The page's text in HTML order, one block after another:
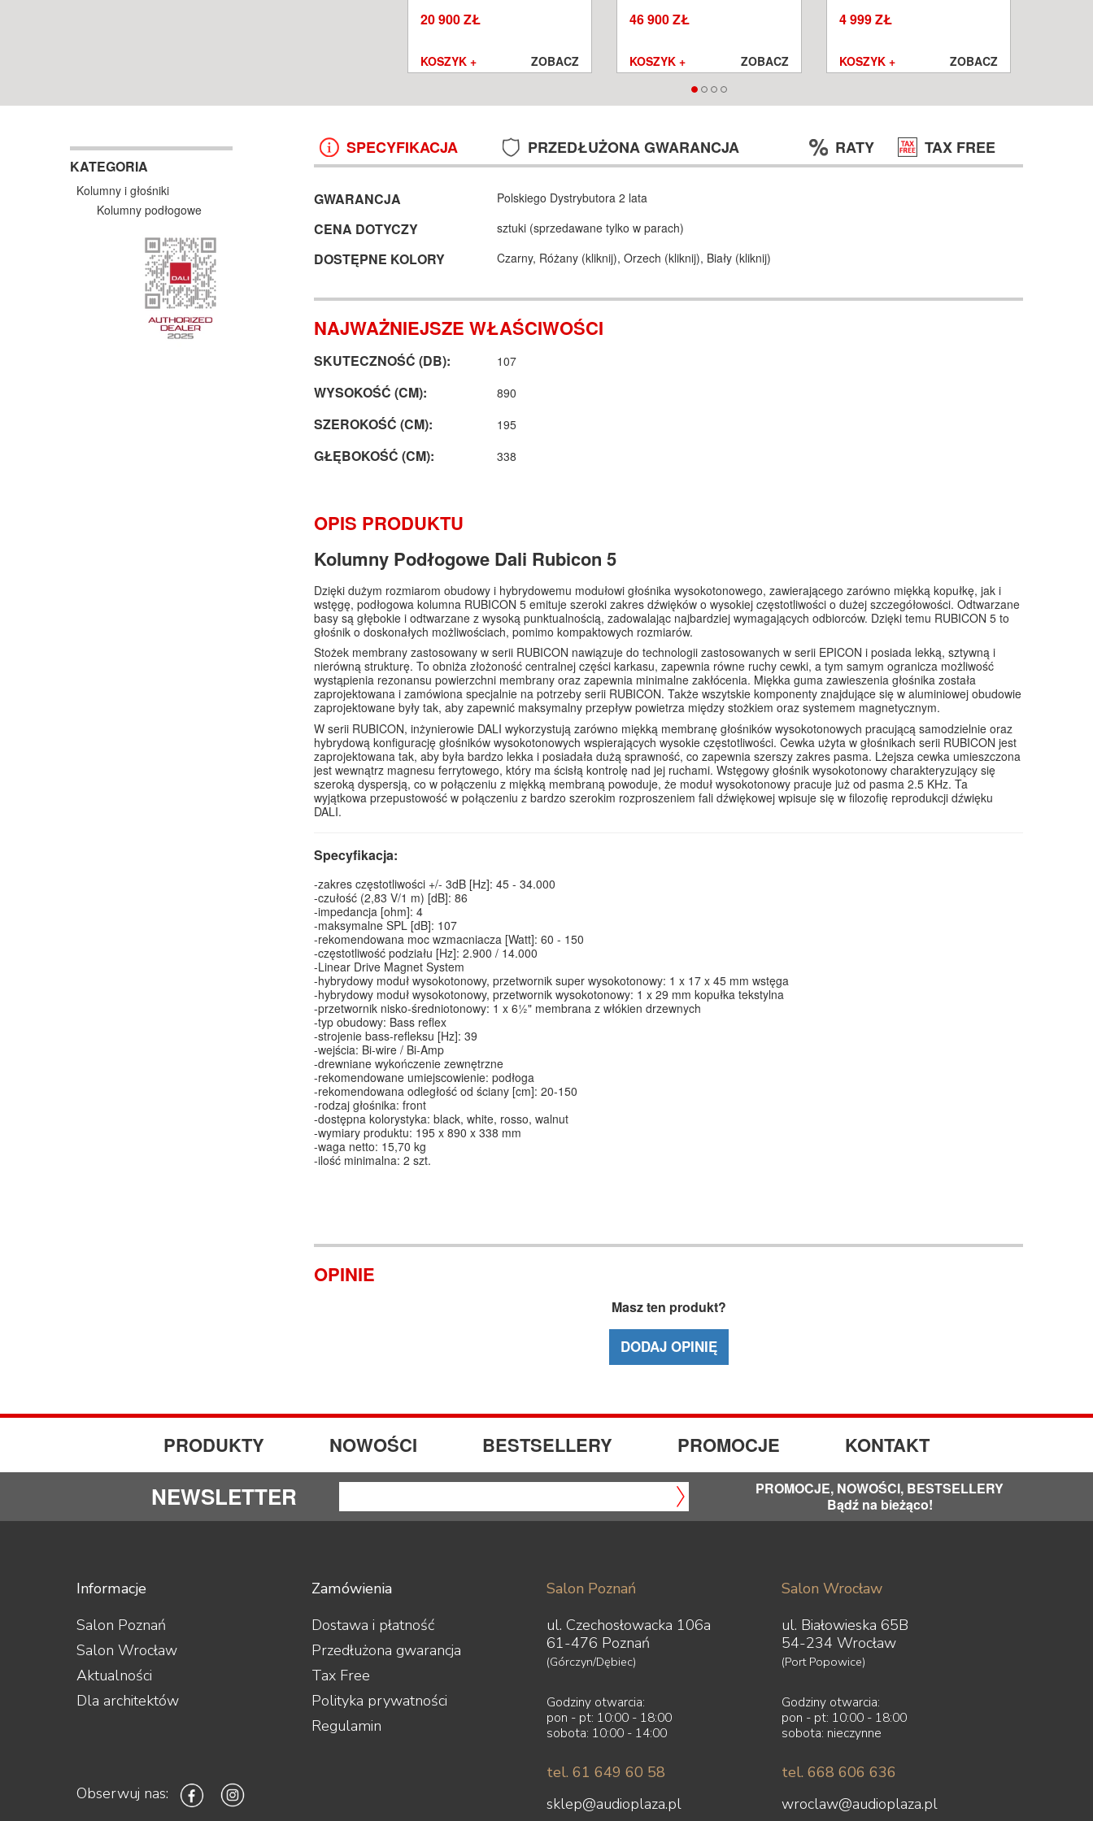
20 900 ZŁ
KOSZYK + ZOBACZ
46 900 ZŁ
KOSZYK + ZOBACZ
4 999 ZŁ
KOSZYK + ZOBACZ
KATEGORIA
Kolumny i głośniki
Kolumny podłogowe
SPECYFIKACJA PRZEDŁUŻONA GWARANCJA RATY TAX FREE
GWARANCJA Polskiego Dystrybutora 2 lata
CENA DOTYCZY sztuki (sprzedawane tylko w parach)
DOSTĘPNE KOLORY Czarny, Różany (kliknij), Orzech (kliknij), Biały (kliknij)
NAJWAŻNIEJSZE WŁAŚCIWOŚCI
SKUTECZNOŚĆ (DB): 107
WYSOKOŚĆ (CM): 890
SZEROKOŚĆ (CM): 195
GŁĘBOKOŚĆ (CM): 338
OPIS PRODUKTU
Kolumny Podłogowe Dali Rubicon 5
Dzięki dużym rozmiarom obudowy i hybrydowemu modułowi głośnika wysokotonowego, zawierającego zarówno miękką kopułkę, jak i
wstęgę, podłogowa kolumna RUBICON 5 emituje szeroki zakres dźwięków o wysokiej częstotliwości o dużej szczegółowości. Odtwarzane
basy są głębokie i odtwarzane z wysoką punktualnością, zadowalając najbardziej wymagających odbiorców. Dzięki temu RUBICON 5 to
głośnik o doskonałych możliwościach, pomimo kompaktowych rozmiarów.
Stożek membrany zastosowany w serii RUBICON nawiązuje do technologii zastosowanych w serii EPICON i posiada lekką, sztywną i
nierówną strukturę. To obniża złożoność centralnej części karkasu, zapewnia równe ruchy cewki, a tym samym ogranicza możliwość
wystąpienia rezonansu powierzchni membrany oraz zapewnia minimalne zakłócenia. Miękka guma zawieszenia głośnika została
zaprojektowana i zamówiona specjalnie na potrzeby serii RUBICON. Także wszytskie komponenty znajdujące się w aluminiowej obudowie
zaprojektowane były tak, aby zapewnić maksymalny przepływ powietrza między stożkiem oraz systemem magnetycznym.
W serii RUBICON, inżynierowie DALI wykorzystują zarówno miękką membranę głośników wysokotonowych pracującą samodzielnie oraz
hybrydową konfigurację głośników wysokotonowych wspierających wysokie częstotliwości. Cewka użyta w głośnikach serii RUBICON jest
zaprojektowana tak, aby była bardzo lekka i posiadała dużą sprawność, co zapewnia szerszy zakres pasma. Lżejsza cewka umieszczona
jest wewnątrz magnesu ferrytowego, który ma ścisłą kontrolę nad jej ruchami. Wstęgowy głośnik wysokotonowy charakteryzujący się
szeroką dyspersją, co w połączeniu z miękką membraną powoduje, że moduł wysokotonowy pracuje już od pasma 2.5 KHz. Ta
wyjątkowa przepustowość w połączeniu z bardzo szerokim rozproszeniem fali dźwiękowej wpisuje się w filozofię reprodukcji dźwięku
DALI.
Specyfikacja:
-zakres częstotliwości +/- 3dB [Hz]: 45 - 34.000
-czułość (2,83 V/1 m) [dB]: 86
-impedancja [ohm]: 4
-maksymalne SPL [dB]: 107
-rekomendowana moc wzmacniacza [Watt]: 60 - 150
-częstotliwość podziału [Hz]: 2.900 / 14.000
-Linear Drive Magnet System
-hybrydowy moduł wysokotonowy, przetwornik super wysokotonowy: 1 x 17 x 45 mm wstęga
-hybrydowy moduł wysokotonowy, przetwornik wysokotonowy: 1 x 29 mm kopułka tekstylna
-przetwornik nisko-średniotonowy: 1 x 6½" membrana z włókien drzewnych
-typ obudowy: Bass reflex
-strojenie bass-refleksu [Hz]: 39
-wejścia: Bi-wire / Bi-Amp
-drewniane wykończenie zewnętrzne
-rekomendowane umiejscowienie: podłoga
-rekomendowana odległość od ściany [cm]: 20-150
-rodzaj głośnika: front
-dostępna kolorystyka: black, white, rosso, walnut
-wymiary produktu: 195 x 890 x 338 mm
-waga netto: 15,70 kg
-ilość minimalna: 2 szt.
OPINIE
Masz ten produkt?
DODAJ OPINIĘ
PRODUKTY NOWOŚCI BESTSELLERY PROMOCJE KONTAKT
NEWSLETTER
PROMOCJE, NOWOŚCI, BESTSELLERY
Bądź na bieżąco!
Informacje
Salon Poznań
Salon Wrocław
Aktualności
Dla architektów
Zamówienia
Dostawa i płatność
Przedłużona gwarancja
Tax Free
Polityka prywatności
Regulamin
Obserwuj nas:
Salon Poznań
ul. Czechosłowacka 106a
61-476 Poznań
(Górczyn/Dębiec)
Godziny otwarcia:
pon - pt: 10:00 - 18:00
sobota: 10:00 - 14:00
tel. 61 649 60 58
sklep@audioplaza.pl
Salon Wrocław
ul. Białowieska 65B
54-234 Wrocław
(Port Popowice)
Godziny otwarcia:
pon - pt: 10:00 - 18:00
sobota: nieczynne
tel. 668 606 636
wroclaw@audioplaza.pl